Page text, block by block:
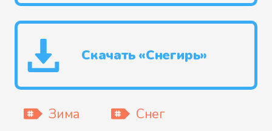
Скачать «Снегирь»
Зима
Снег